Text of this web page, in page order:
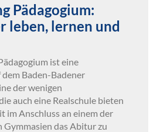
Pädagogium:
leben, lernen und
ist eine
Baden-Badener
der wenigen
auch eine Realschule bieten
im Anschluss an einem der
das Abitur zu